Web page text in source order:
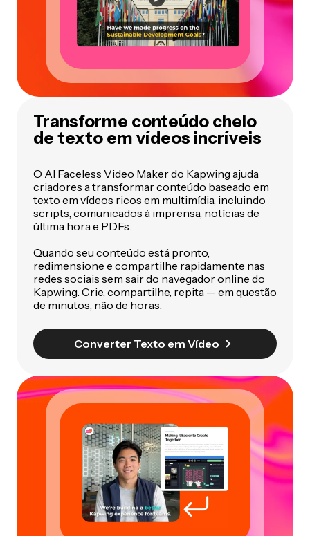
Transforme conteúdo cheio
de texto em vídeos incríveis
O AI Faceless Video Maker do Kapwing ajuda
criadores a transformar conteúdo baseado em
texto em vídeos ricos em multimídia, incluindo
scripts, comunicados à imprensa, notícias de
última hora e PDFs.
Quando seu conteúdo está pronto,
redimensione e compartilhe rapidamente nas
redes sociais sem sair do navegador online do
Kapwing. Crie, compartilhe, repita — em questão
de minutos, não de horas.
Converter Texto em Vídeo